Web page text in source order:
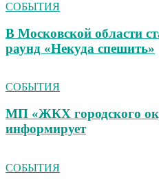
СОБЫТИЯ
В Московской области
раунд «Некуда спешить»
СОБЫТИЯ
МП «ЖКХ городского
информирует
СОБЫТИЯ